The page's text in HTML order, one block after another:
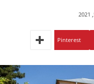
Pinterest